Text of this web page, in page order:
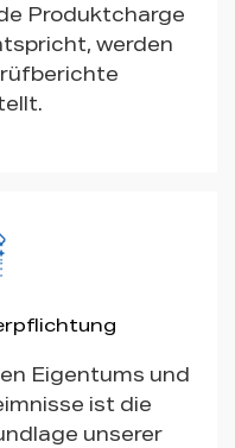
Produktcharge
werden
Eigentums und
ist die
unserer